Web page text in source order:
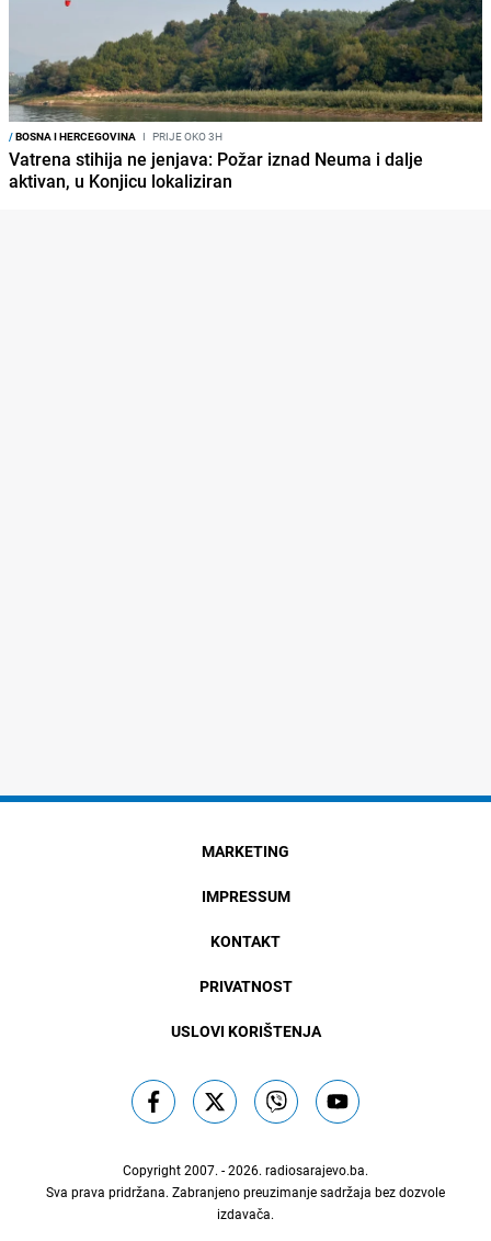
/BOSNA I HERCEGOVINA I PRIJE OKO 3H
Vatrena stihija ne jenjava: Požar iznad Neuma i dalje
aktivan, u Konjicu lokaliziran
MARKETING
IMPRESSUM
KONTAKT
PRIVATNOST
USLOVI KORIŠTENJA
Copyright 2007. - 2026. radiosarajevo.ba.
Sva prava pridržana. Zabranjeno preuzimanje sadržaja bez dozvole
izdavača.